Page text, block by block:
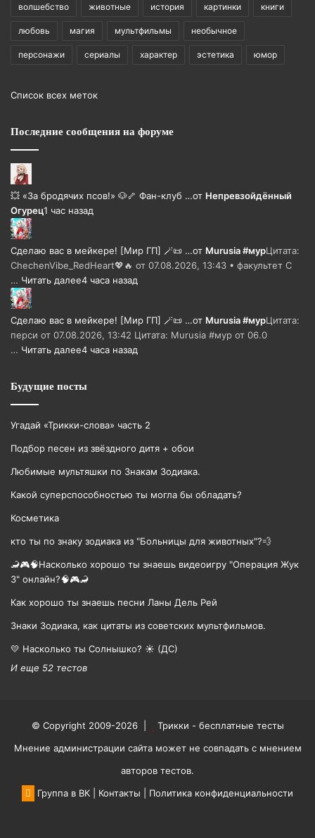
волшебство животные история картинки книги
любовь магия мультфильмы необычное
персонажи сериалы характер эстетика юмор
Список всех меток
Последние сообщения на форуме
💥 «За бродячих псов!» 🐶🦴 Фан-клуб …от Непревзойдëнный
Огурец1 час назад
Сделаю вас в мейкере! [Мир ГП] 🪄📜 …от Murusia #мурЦитата:
ChechenVibe_RedHeart💖🔥 от 07.08.2026, 13:43 • факультет С
… Читать далее4 часа назад
Сделаю вас в мейкере! [Мир ГП] 🪄📜 …от Murusia #мурЦитата:
перси от 07.08.2026, 13:42 Цитата: Murusia #мур от 06.0
… Читать далее4 часа назад
Будущие посты
Угадай «Трикки-слова» часть 2
Подбор песен из звёздного дитя + обои
Любимые мультяшки по Знакам Зодиака.
Какой суперспособностью ты могла бы обладать?
Косметика
кто ты по знаку зодиака из "Больницы для животных"?💨
🦂🎮🧠Насколько хорошо ты знаешь видеоигру "Операция Жук
3" онлайн?🧠🎮🦂
Как хорошо ты знаешь песни Ланы Дель Рей
Знаки Зодиака, как цитаты из советских мультфильмов.
💛 Насколько ты Солнышко? ☀️ (ДС)
И еще 52 тестов
© Copyright 2009-2026 |
Трикки - бесплатные тесты
Мнение администрации сайта может не совпадать с мнением
авторов тестов.
Группа в ВК
Контакты Политика конфиденциальности